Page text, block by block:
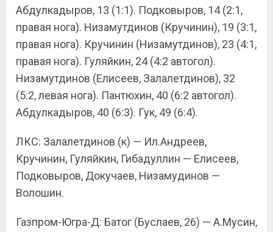
Абдулкадыров, 13 (1:1). Подковыров, 14 (2:1,
правая нога). Низамутдинов (Кручинин), 19 (3:1,
правая нога). Кручинин (Низамутдинов), 23 (4:1,
правая нога). Гуляйкин, 24 (4:2 автогол).
Низамутдинов (Елисеев, Залалетдинов), 32
(5:2, левая нога). Пантюхин, 40 (6:2 автогол).
Абдулкадыров, 40 (6:3). Гук, 49 (6:4).
ЛКС: Залалетдинов (к) — Ил.Андреев,
Кручинин, Гуляйкин, Гибадуллин — Елисеев,
Подковыров, Докучаев, Низамудинов —
Волошин.
Газпром-Югра-Д: Батог (Буслаев, 26) — А.Мусин,